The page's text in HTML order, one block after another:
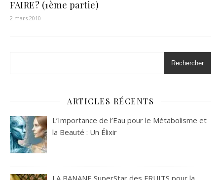
FAIRE? (1ème partie)
2 mars 2010
Rechercher
ARTICLES RÉCENTS
L’Importance de l’Eau pour le Métabolisme et
la Beauté : Un Élixir
LA BANANE SuperStar des FRUITS pour la